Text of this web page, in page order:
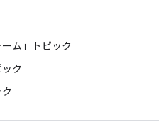
ム」トピック
ク